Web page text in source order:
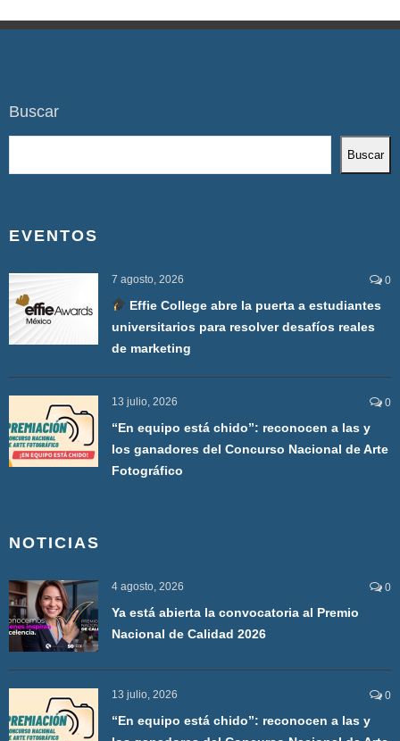
Buscar
Buscar
EVENTOS
7 agosto, 2026 0
Effie College abre la puerta a estudiantes
universitarios para resolver desafíos reales
de marketing
13 julio, 2026 0
“En equipo está chido”: reconocen a las y
los ganadores del Concurso Nacional de Arte
Fotográfico
NOTICIAS
4 agosto, 2026 0
Ya está abierta la convocatoria al Premio
Nacional de Calidad 2026
13 julio, 2026 0
“En equipo está chido”: reconocen a las y